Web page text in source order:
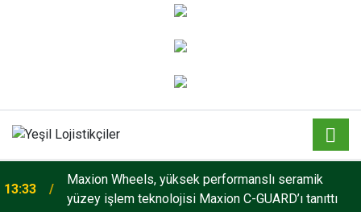
13:33
Maxion Wheels, yüksek performanslı seramik
yüzey işlem teknolojisi Maxion C-GUARD’ı tanıttı